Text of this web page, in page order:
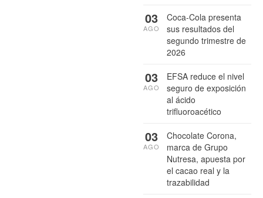
Coca-Cola presenta
sus resultados del
segundo trimestre de
2026
03
AGO
EFSA reduce el nivel
seguro de exposición
al ácido
trifluoroacético
03
AGO
Chocolate Corona,
marca de Grupo
Nutresa, apuesta por
el cacao real y la
trazabilidad
03
AGO